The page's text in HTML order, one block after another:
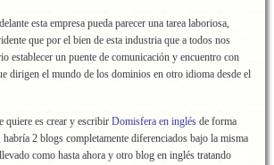
esta empresa pueda parecer una tarea laboriosa,
que por el bien de esta industria que a todos nos
establecer un puente de comunicación y encuentro con
dirigen el mundo de los dominios en otro idioma desde el
quiere es crear y escribir Domisfera en inglés de forma
2 blogs completamente diferenciados bajo la misma
como hasta ahora y otro blog en inglés tratando